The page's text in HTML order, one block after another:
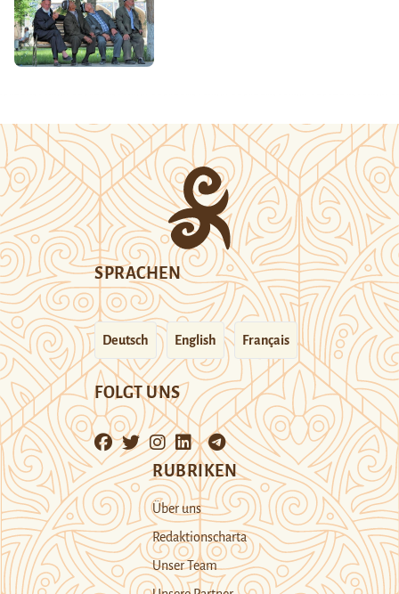
SPRACHEN
Deutsch English Français
FOLGT UNS
RUBRIKEN
Über uns
Redaktionscharta
Unser Team